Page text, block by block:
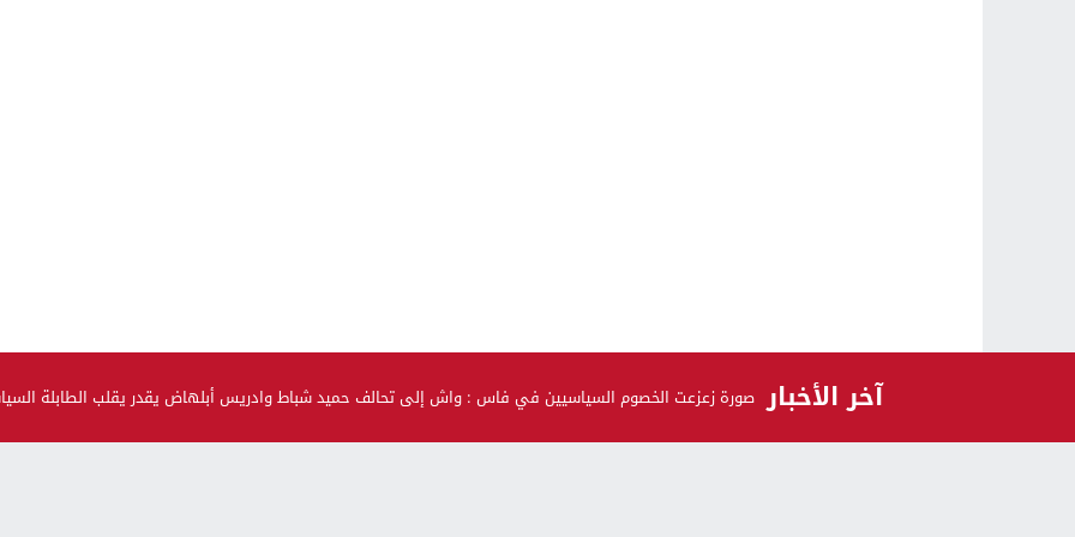
صحة و جمال
آخر الأخبار صورة زعزعت الخصوم السياسيين في فاس : واش إلى تحالف حميد شباط وادريس أبلهاض يقدر يقلب الطابلة